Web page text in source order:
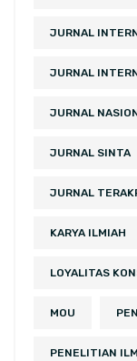
JURNAL
JURNAL
JURNAL
JURNAL SINTA
JURNAL
KARYA ILMIAH
LOYALITAS
MOU
PENELITIAN